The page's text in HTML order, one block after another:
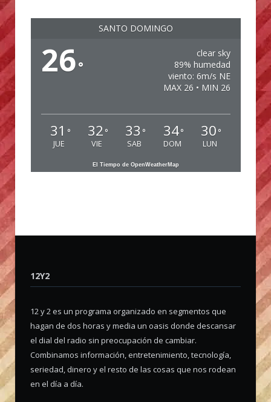
SANTO DOMINGO
26°
clear sky
89% humedad
viento: 6m/s NE
MAX 26 • MIN 26
31 °
JUE
32 °
VIE
33 °
SAB
34°
DOM
30 °
LUN
El Tiempo de OpenWeatherMap
12Y2
12 y 2 es un programa organizado en segmentos que
hagan de dos horas y media un oasis donde descansar
el dial del radio sin preocupación de cambiar.
Combinamos información, entretenimiento, tecnología,
seriedad, dinero y el resto de las cosas que nos rodean
en el día a día.